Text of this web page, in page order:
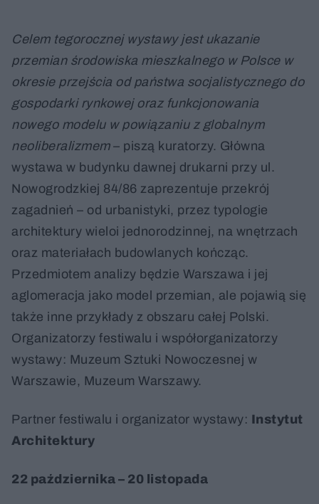
Celem tegorocznej wystawy jest ukazanie
przemian środowiska mieszkalnego w Polsce w
okresie przejścia od państwa socjalistycznego do
gospodarki rynkowej oraz funkcjonowania
nowego modelu w powiązaniu z globalnym
neoliberalizmem– piszą kuratorzy. Główna
wystawa w budynku dawnej drukarni przy ul.
Nowogrodzkiej 84/86 zaprezentuje przekrój
zagadnień – od urbanistyki, przez typologie
architektury wieloi jednorodzinnej, na wnętrzach
oraz materiałach budowlanych kończąc.
Przedmiotem analizy będzie Warszawa i jej
aglomeracja jako model przemian, ale pojawią się
także inne przykłady z obszaru całej Polski.
Organizatorzy festiwalu i współorganizatorzy
wystawy: Muzeum Sztuki Nowoczesnej w
Warszawie, Muzeum Warszawy.
Partner festiwalu i organizator wystawy: Instytut
Architektury
22 października – 20 listopada